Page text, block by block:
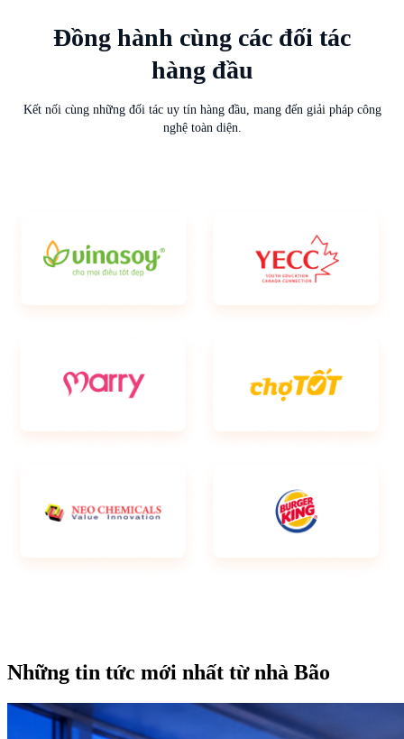
Đồng hành cùng các đối tác
hàng đầu
Kết nối cùng những đối tác uy tín hàng đầu, mang đến giải pháp công
nghệ toàn diện.
Những tin tức mới nhất từ nhà Bão